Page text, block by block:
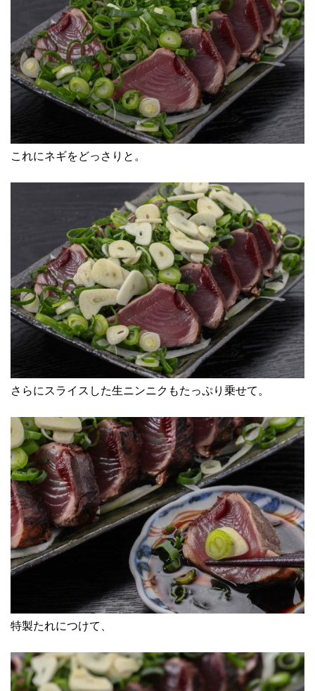
これにネギをどっさりと。
さらにスライスした生ニンニクもたっぷり乗せて。
特製たれにつけて、